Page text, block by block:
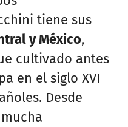
tiene sus
y México,
cultivado antes
en el siglo XVI
Desde